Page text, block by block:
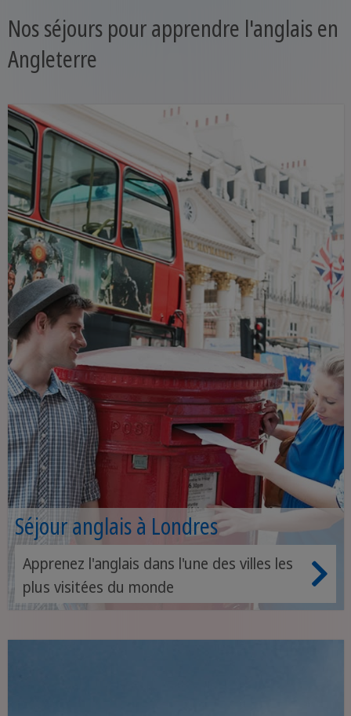
Nos séjours pour apprendre l'anglais en
Angleterre
Séjour anglais à Londres
Apprenez l'anglais dans l'une des villes les
plus visitées du monde